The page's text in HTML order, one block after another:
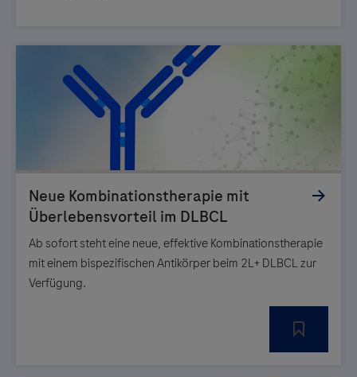
Ab sofort steht eine neue, effektive Kombinationstherapie
mit einem bispezifischen Antikörper beim 2L+ DLBCL zur
Verfügung.